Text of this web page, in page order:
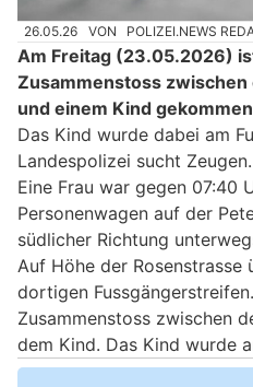
26.05.26 VON POLIZEI.NEWS
Am Freitag (23.05.2026)
Zusammenstoss
und einem Kind
Das Kind wurde dabei am
Landespolizei sucht Zeugen.
Eine Frau war gegen 07:40
Personenwagen auf der
südlicher Richtung
Auf Höhe der Rosenstrasse
dortigen
Zusammenstoss zwischen
dem Kind. Das Kind wurde